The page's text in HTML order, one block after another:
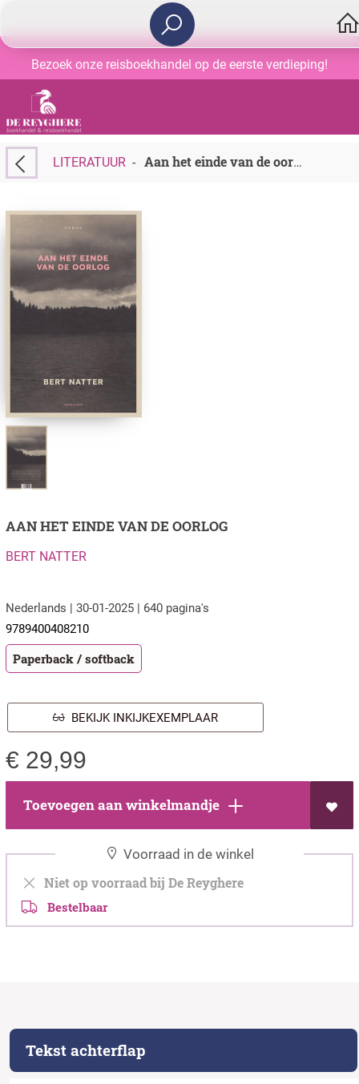
Bezoek onze reisboekhandel op de eerste verdieping!
LITERATUUR- Aan het einde van de oorlog
AAN HET EINDE VAN DE OORLOG
BERT NATTER
Nederlands | 30-01-2025 | 640 pagina's
9789400408210
Paperback / softback
BEKIJK INKIJKEXEMPLAAR
€ 29,99
Toevoegen aan winkelmandje
Voorraad in de winkel
Niet op voorraad bij De Reyghere
Bestelbaar
Tekst achterflap